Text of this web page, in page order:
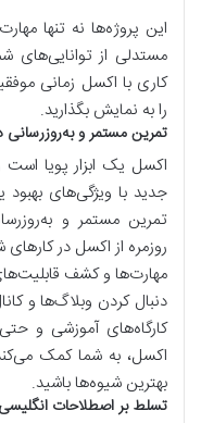
این پروژه‌ها نه تنها
مستدلی از توانایی‌های
کاری با اکسل زمانی
را به نمایش بگذارید.
تمرین مستمر و
اکسل یک ابزار پویا
جدید با ویژگی‌های بهبود
تمرین مستمر و
روزمره از اکسل در
مهارت‌ها و کشف
دنبال کردن وبلاگ‌ها و
کارگاه‌های آموزشی و
اکسل، به شما کمک
بهترین شیوه‌ها باشید.
تسلط بر اصطلاحات انگلیسی